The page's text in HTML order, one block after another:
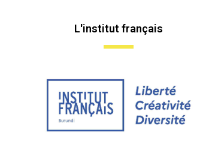
L'institut français